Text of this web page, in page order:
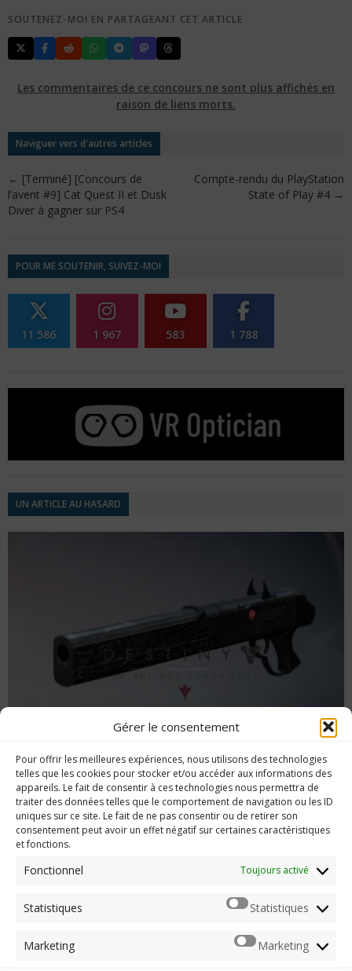
Gérer le consentement
Pour offrir les meilleures expériences, nous utilisons des technologies
telles que les cookies pour stocker et/ou accéder aux informations des
appareils. Le fait de consentir à ces technologies nous permettra de
traiter des données telles que le comportement de navigation ou les ID
uniques sur ce site. Le fait de ne pas consentir ou de retirer son
consentement peut avoir un effet négatif sur certaines caractéristiques
et fonctions.
Fonctionnel Toujours activé
Statistiques Statistiques
Marketing Marketing
SOUTENEZ-MOI EN PARTAGEANT CET ARTICLE
Les commentaires de ce concours ne sont plus affichés en
raison de liens morts.
Naviguer vers d'autres articles
← [Terminé] [Concours de
l’avent #9] Cat Quest II et Dusk
Diver à gagner sur PS4
Compte-rendu du PlayStation
State of Play #4 →
POUR ME SOUTENIR, SUIVEZ-MOI
11 586 1 967 583 1 788
UN ARTICLE AU HASARD
Gouvernante »
Imerod.fr est un site traitant de l'univers du jeu vidéo. Toute
reproduction partielle ou complète sans autorisation préalable
Mentions légales
Qui suis-je ?